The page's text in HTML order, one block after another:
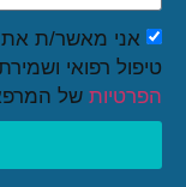
אני מאשר/ת את
טיפול רפואי
הפרטיותשל